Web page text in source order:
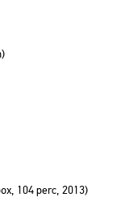
104 perc, 2013)